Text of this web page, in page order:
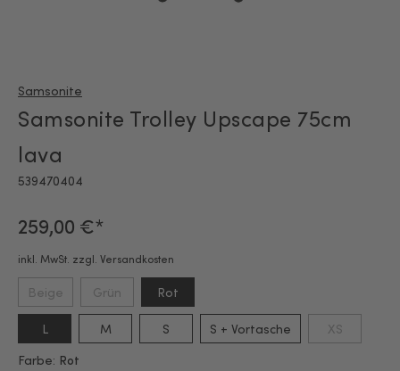
Samsonite
Samsonite Trolley Upscape 75cm
lava
539470404
259,00 €*
inkl. MwSt. zzgl. Versandkosten
Beige Grün Rot
L M S S + Vortasche
XS
Farbe: Rot